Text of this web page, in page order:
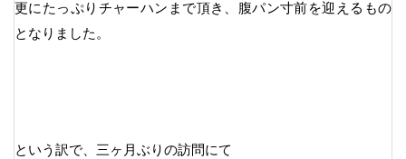
更にたっぷりチャーハンまで頂き、腹パン寸前を迎えるもの
となりました。
という訳で、三ヶ月ぶりの訪問にて